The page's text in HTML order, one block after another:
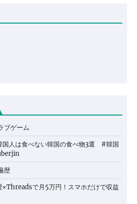
ブゲーム
国人は食べない韓国の食べ物3選 #韓国
歴
×Threadsで月5万円！スマホだけで収益